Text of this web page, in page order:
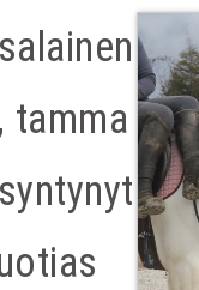
tamma